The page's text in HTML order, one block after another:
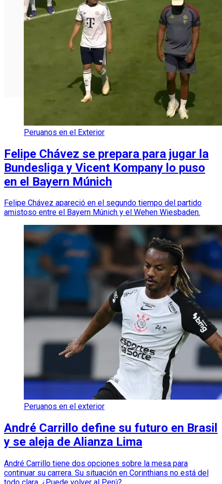
Peruanos en el Exterior
Felipe Chávez se prepara para jugar la
Bundesliga y Vicent Kompany lo puso
en el Bayern Múnich
Felipe Chávez apareció en el segundo tiempo del partido
amistoso entre el Bayern Múnich y el Wehen Wiesbaden.
Peruanos en el exterior
André Carrillo define su futuro en Brasil
y se aleja de Alianza Lima
André Carrillo tiene dos opciones sobre la mesa para
continuar su carrera. Su situación en Corinthians no está del